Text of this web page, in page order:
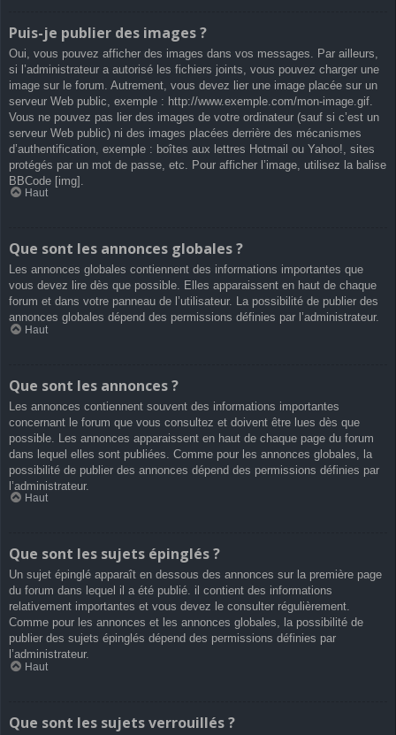
Puis-je publier des images ?
Oui, vous pouvez afficher des images dans vos messages. Par ailleurs,
si l’administrateur a autorisé les fichiers joints, vous pouvez charger une
image sur le forum. Autrement, vous devez lier une image placée sur un
serveur Web public, exemple : http://www.exemple.com/mon-image.gif.
Vous ne pouvez pas lier des images de votre ordinateur (sauf si c’est un
serveur Web public) ni des images placées derrière des mécanismes
d’authentification, exemple : boîtes aux lettres Hotmail ou Yahoo!, sites
protégés par un mot de passe, etc. Pour afficher l’image, utilisez la balise
BBCode [img].
Haut
Que sont les annonces globales ?
Les annonces globales contiennent des informations importantes que
vous devez lire dès que possible. Elles apparaissent en haut de chaque
forum et dans votre panneau de l’utilisateur. La possibilité de publier des
annonces globales dépend des permissions définies par l’administrateur.
Haut
Que sont les annonces ?
Les annonces contiennent souvent des informations importantes
concernant le forum que vous consultez et doivent être lues dès que
possible. Les annonces apparaissent en haut de chaque page du forum
dans lequel elles sont publiées. Comme pour les annonces globales, la
possibilité de publier des annonces dépend des permissions définies par
l’administrateur.
Haut
Que sont les sujets épinglés ?
Un sujet épinglé apparaît en dessous des annonces sur la première page
du forum dans lequel il a été publié. il contient des informations
relativement importantes et vous devez le consulter régulièrement.
Comme pour les annonces et les annonces globales, la possibilité de
publier des sujets épinglés dépend des permissions définies par
l’administrateur.
Haut
Que sont les sujets verrouillés ?